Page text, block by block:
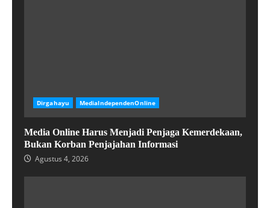
Dirgahayu MediaIndependenOnline
Media Online Harus Menjadi Penjaga Kemerdekaan,
Bukan Korban Penjajahan Informasi
Agustus 4, 2026